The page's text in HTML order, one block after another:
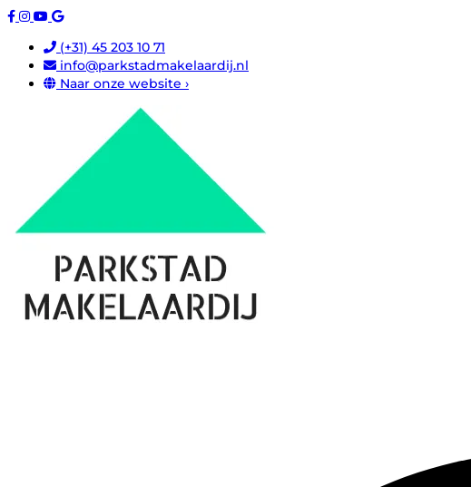
(+31) 45 203 10 71
info@parkstadmakelaardij.nl
Naar onze website ›